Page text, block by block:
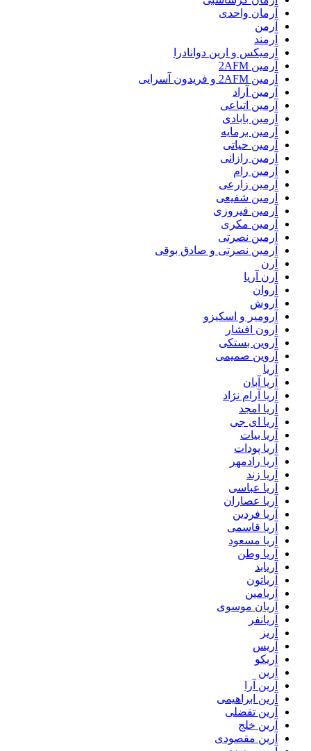
آرمان واحدی
آرمن
آرمند
آرمیکس و ارین دوانادرا
آرمین 2AFM
آرمین 2AFM و فریدون آسرایی
آرمین آراد
آرمین اتباعی
آرمین بابادی
آرمین برمایه
آرمین حیاتی
آرمین رازانی
آرمین رام
آرمین زارعی
آرمین شفیعی
آرمین فیروزی
آرمین مکری
آرمین نصرتی
آرمین نصرتی و صادق بوقی
آرن
آرن آریا
آروان
آروش
آرومیر و اسکیزو
آرون افشار
آروین بستکی
آروین صمیمی
آریا
آریا آبان
آریا آرام نژاد
آریا امجد
آریا ای جی
آریا بیات
آریا پودات
آریا رادمهر
آریا زند
آریا عباسی
آریا عصاران
آریا فردین
آریا قاسمی
آریا مسعود
آریا وطن
آریابد
آریاتون
آریامین
آریان موسوی
آریانفر
آریز
آریس
آریکو
آرین
آرین آرا
آرین ابراهیمی
آرین تفضلی
آرین خلج
آرین مقصودی